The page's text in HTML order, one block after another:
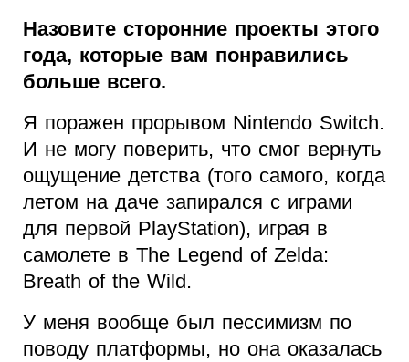
Назовите сторонние проекты этого
года, которые вам понравились
больше всего.
Я поражен прорывом Nintendo Switch.
И не могу поверить, что смог вернуть
ощущение детства (того самого, когда
летом на даче запирался с играми
для первой PlayStation), играя в
самолете в The Legend of Zelda:
Breath of the Wild.
У меня вообще был пессимизм по
поводу платформы, но она оказалась